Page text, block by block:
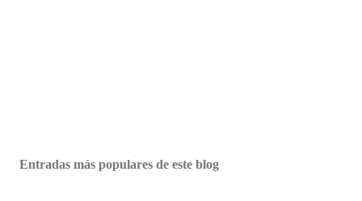
Entradas más populares de este blog